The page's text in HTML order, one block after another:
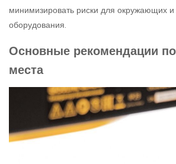
минимизировать риски для окружающих и
оборудования.
Основные рекомендации
места